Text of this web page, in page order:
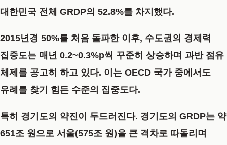
대한민국 전체 GRDP의 52.8%를 차지했다.
2015년경 50%를 처음 돌파한 이후, 수도권의 경제력
집중도는 매년 0.2~0.3%p씩 꾸준히 상승하며 과반 점유
체제를 공고히 하고 있다. 이는 OECD 국가 중에서도
유례를 찾기 힘든 수준의 집중도다.
특히 경기도의 약진이 두드러진다. 경기도의 GRDP는 약
651조 원으로 서울(575조 원)을 큰 격차로 따돌리며